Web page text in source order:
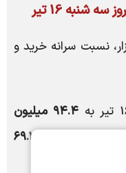
شنبه 16 تیر
نسبت سرانه خرید و
۹۴.۴ میلیون
۶۹.۲